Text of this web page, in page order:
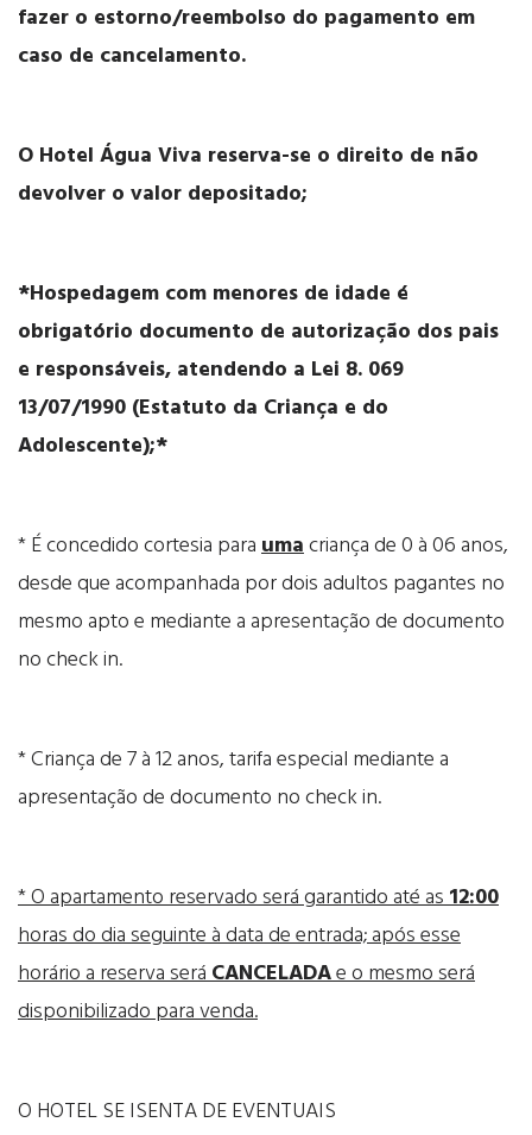
fazer o estorno/reembolso do pagamento em
caso de cancelamento.
O Hotel Água Viva reserva-se o direito de não
devolver o valor depositado;
*Hospedagem com menores de idade é
obrigatório documento de autorização dos pais
e responsáveis, atendendo a Lei 8. 069
13/07/1990 (Estatuto da Criança e do
Adolescente);*
* É concedido cortesia paraumacriança de 0 à 06 anos,
desde que acompanhada por dois adultos pagantes no
mesmo apto e mediante a apresentação de documento
no check in.
* Criança de 7 à 12 anos, tarifa especial mediante a
apresentação de documento no check in.
* O apartamento reservado será garantido até as12:00
horas do dia seguinte à data de entrada; após esse
horário a reserva seráCANCELADAe o mesmo será
disponibilizado para venda.
O HOTEL SE ISENTA DE EVENTUAIS